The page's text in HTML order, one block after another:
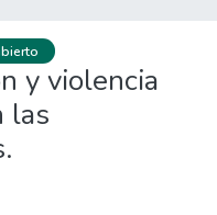
y violencia
las